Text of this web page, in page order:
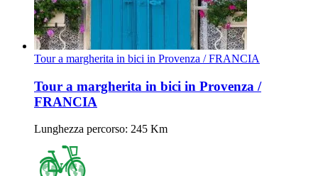
Tour a margherita in bici in Provenza / FRANCIA
Tour a margherita in bici in Provenza /
FRANCIA
Lunghezza percorso: 245 Km